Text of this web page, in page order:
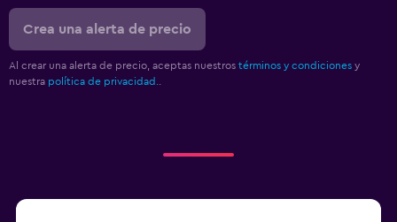
Crea una alerta de precio
Al crear una alerta de precio, aceptas nuestros términos y condiciones y
nuestra política de privacidad.